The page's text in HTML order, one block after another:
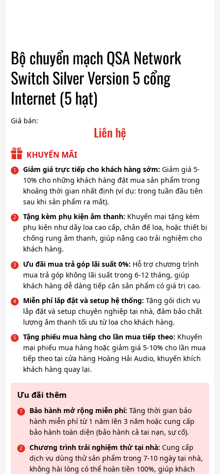
Bộ chuyển mạch QSA Network
Switch Silver Version 5 cổng
Internet (5 hạt)
Giá bán:
Liên hệ
KHUYẾN MÃI
Giảm giá trực tiếp cho khách hàng sớm: Giảm giá 5-
10% cho những khách hàng đặt mua sản phẩm trong
khoảng thời gian nhất định (ví dụ: trong tuần đầu tiên
sau khi sản phẩm ra mắt).
Tặng kèm phụ kiện âm thanh: Khuyến mại tặng kèm
phụ kiện như dây loa cao cấp, chân đế loa, hoặc thiết bị
chống rung âm thanh, giúp nâng cao trải nghiệm cho
khách hàng.
Ưu đãi mua trả góp lãi suất 0%: Hỗ trợ chương trình
mua trả góp không lãi suất trong 6-12 tháng, giúp
khách hàng dễ dàng tiếp cận sản phẩm có giá trị cao.
Miễn phí lắp đặt và setup hệ thống: Tặng gói dịch vụ
lắp đặt và setup chuyên nghiệp tại nhà, đảm bảo chất
lượng âm thanh tối ưu từ loa cho khách hàng.
Tặng phiếu mua hàng cho lần mua tiếp theo: Khuyến
mại phiếu mua hàng hoặc giảm giá 5-10% cho lần mua
tiếp theo tại cửa hàng Hoàng Hải Audio, khuyến khích
khách hàng quay lại.
Ưu đãi thêm
Bảo hành mở rộng miễn phí: Tăng thời gian bảo
hành miễn phí từ 1 năm lên 3 năm hoặc cung cấp
bảo hành toàn diện (bảo hành cả tai nạn, sự cố).
Chương trình trải nghiệm thử tại nhà: Cung cấp
dịch vụ dùng thử sản phẩm trong 7-10 ngày tại nhà,
không hài lòng có thể hoàn tiền 100%, giúp khách